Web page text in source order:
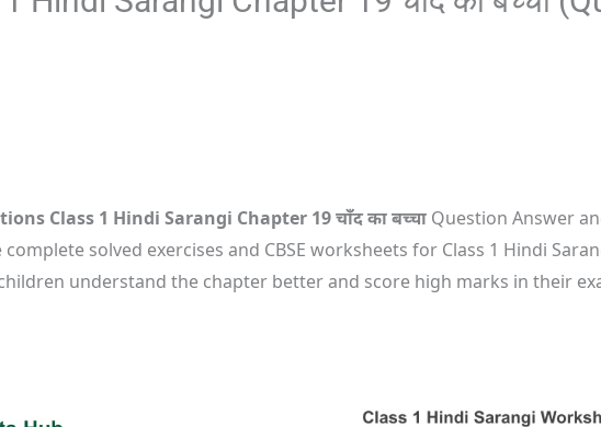
Class 1 Hindi Sarangi Chapter 19 चाँद का बच्चाQuestion Answer
solved exercises and CBSE worksheets for Class 1 Hindi
help children understand the chapter better and score high marks in their